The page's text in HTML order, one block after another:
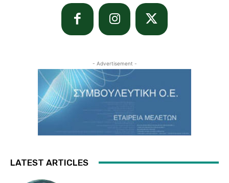
- Advertisement -
LATEST ARTICLES